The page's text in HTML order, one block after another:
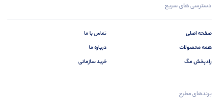
دسترسی های سریع
صفحه اصلی
همه محصولات
رادپخش مگ
تماس با ما
درباره ما
خرید سازمانی
برندهای مطرح